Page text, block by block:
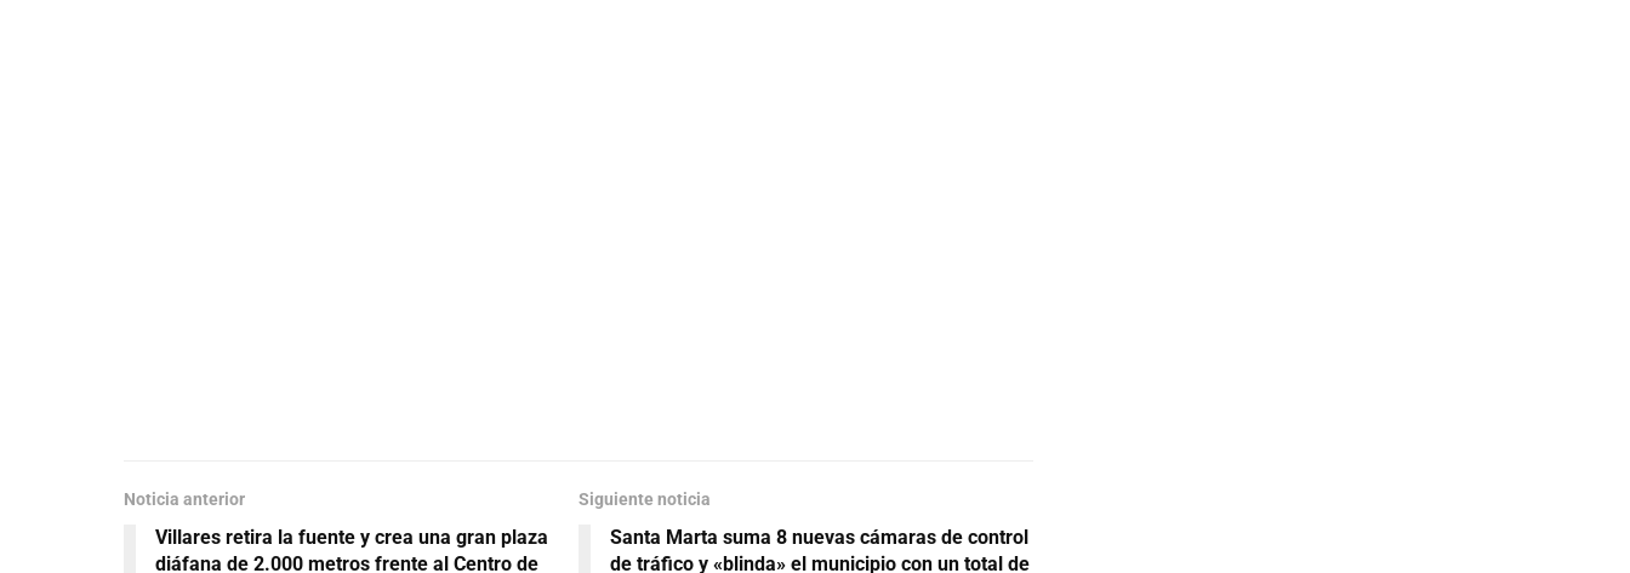
Noticia anterior
Villares retira la fuente y crea una gran plaza
diáfana de 2.000 metros frente al Centro de
Siguiente noticia
Santa Marta suma 8 nuevas cámaras de control
de tráfico y «blinda» el municipio con un total de